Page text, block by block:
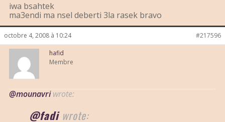
iwa bsahtek
ma3endi ma nsel deberti 3la rasek bravo
octobre 4, 2008 à 10:24 #217596
hafid
Membre
@mounavriwrote:
@fadiwrote: